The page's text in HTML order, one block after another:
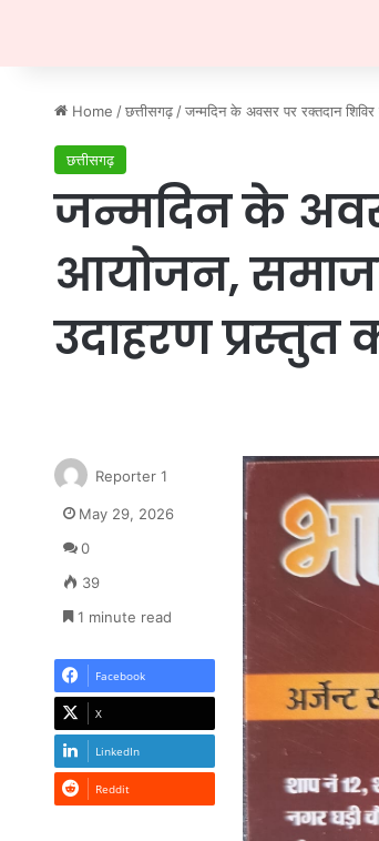
Home / छत्तीसगढ़ / जन्मदिन के अवसर पर रक्तदान
छत्तीसगढ़
जन्मदिन के
आयोजन,
उदाहरण प्रस्तुत
Reporter 1
May 29, 2026
0
39
1 minute read
Facebook
X
LinkedIn
Reddit